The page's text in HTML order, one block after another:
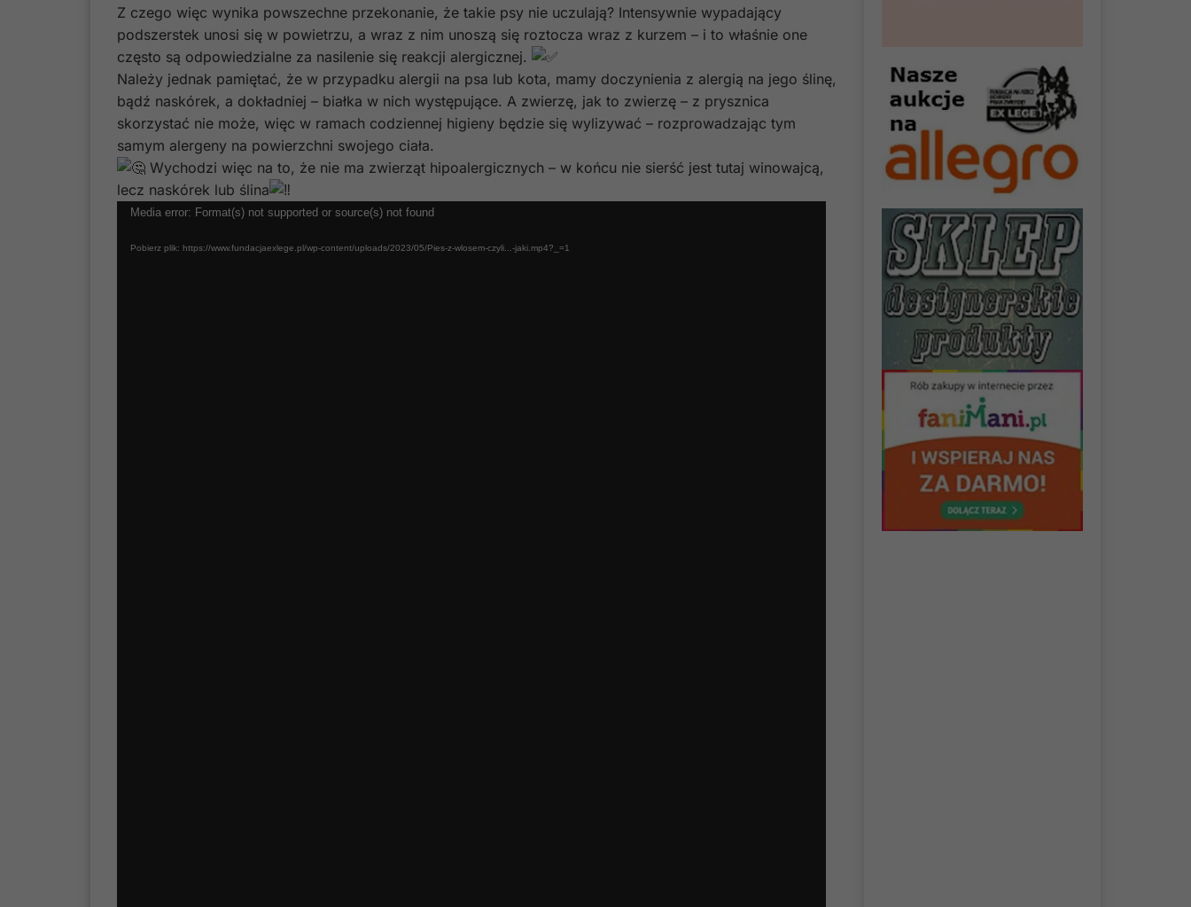
Z czego więc wynika powszechne przekonanie, że takie psy nie uczulają? Intensywnie wypadający
podszerstek unosi się w powietrzu, a wraz z nim unoszą się roztocza wraz z kurzem – i to właśnie one
często są odpowiedzialne za nasilenie się reakcji alergicznej.
Należy jednak pamiętać, że w przypadku alergii na psa lub kota, mamy doczynienia z alergią na jego ślinę,
bądź naskórek, a dokładniej – białka w nich występujące. A zwierzę, jak to zwierzę – z prysznica
skorzystać nie może, więc w ramach codziennej higieny będzie się wylizywać – rozprowadzając tym
samym alergeny na powierzchni swojego ciała.
Wychodzi więc na to, że nie ma zwierząt hipoalergicznych – w końcu nie sierść jest tutaj winowajcą,
lecz naskórek lub ślina
Odtwarzacz
Media error: Format(s) not supported or source(s) not found
Pobierz plik: https://www.fundacjaexlege.pl/wp-content/uploads/2023/05/Pies-z-wlosem-czyli...-jaki.mp4?_=1